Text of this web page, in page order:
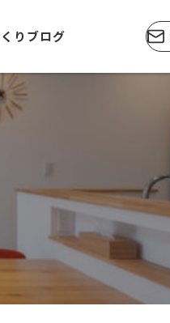
りブログ